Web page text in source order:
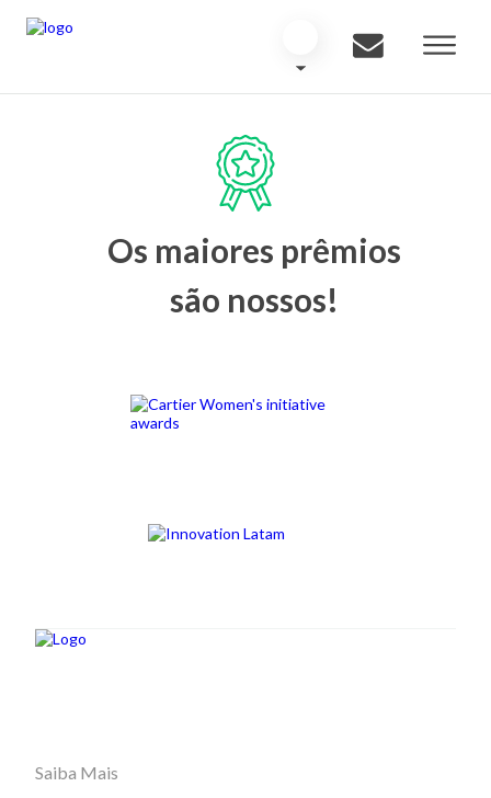
Os maiores prêmios
são nossos!
Saiba Mais